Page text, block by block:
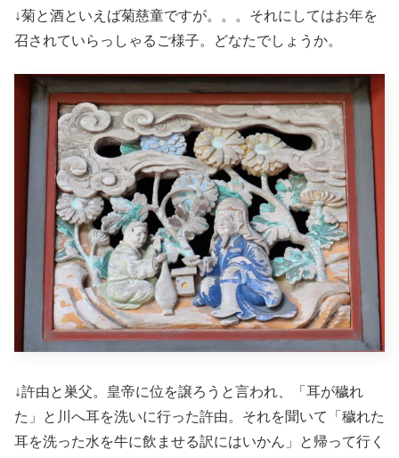
↓菊と酒といえば菊慈童ですが。。。それにしてはお年を
召されていらっしゃるご様子。どなたでしょうか。
↓許由と巣父。皇帝に位を譲ろうと言われ、「耳が穢れ
た」と川へ耳を洗いに行った許由。それを聞いて「穢れた
耳を洗った水を牛に飲ませる訳にはいかん」と帰って行く